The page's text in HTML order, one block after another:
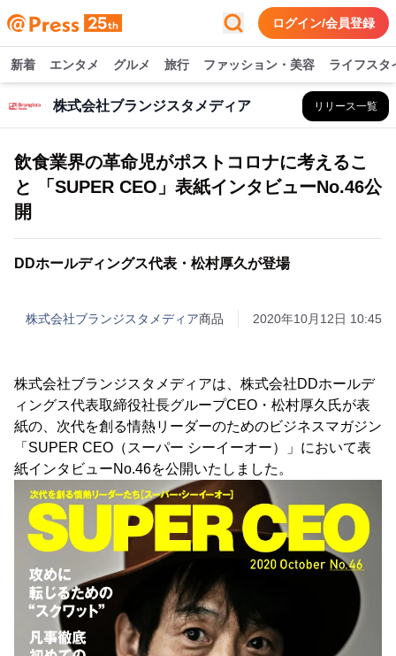
ログイン/会員登録
新着 エンタメ グルメ 旅行 ファッション・美容 ライフスタ
株式会社ブランジスタメディア リリース一覧
飲食業界の革命児がポストコロナに考えるこ
と 「SUPER CEO」表紙インタビューNo.46公
開
DDホールディングス代表・松村厚久が登場
株式会社ブランジスタメディア商品 2020年10月12日 10:45
株式会社ブランジスタメディアは、株式会社DDホールデ
ィングス代表取締役社長グループCEO・松村厚久氏が表
紙の、次代を創る情熱リーダーのためのビジネスマガジン
「SUPER CEO（スーパー シーイーオー）」において表
紙インタビューNo.46を公開いたしました。